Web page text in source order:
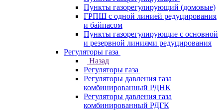
Пункты газорегулирующий (домовые)
ГРПШ с одной линией редуцирования
и байпасом
Пункты газорегулирующие с основной
и резервной линиями редуцирования
Регуляторы газа
Назад
Регуляторы газа
Регуляторы давления газа
комбинированный РДНК
Регуляторы давления газа
комбинированный РДГК